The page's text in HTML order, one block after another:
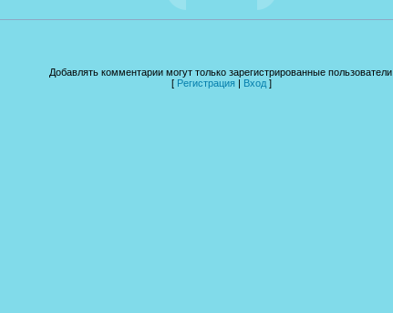
Добавлять комментарии могут только зарегистрированные пользователи.
[ Регистрация | Вход ]